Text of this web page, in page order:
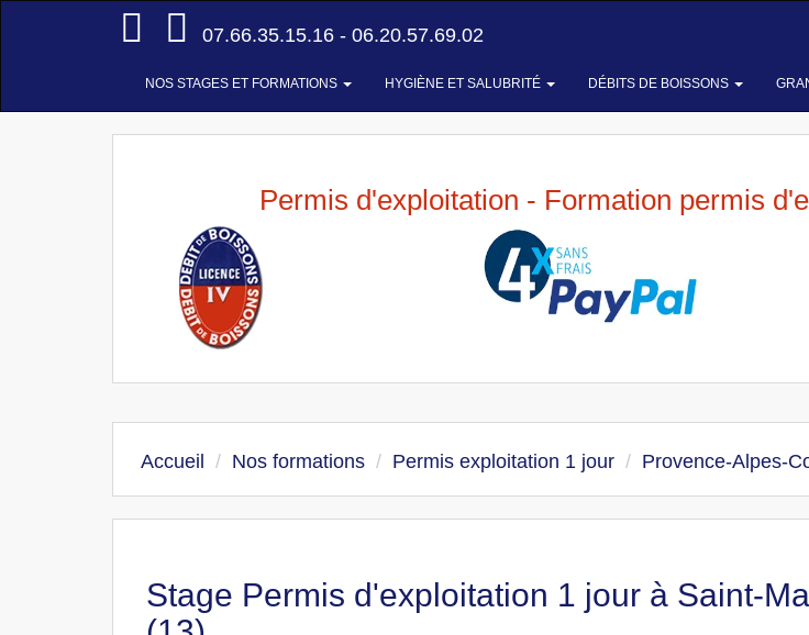
Accueil
07.66.35.15.16 - 06.20.57.69.02
NOS STAGES ET FORMATIONS HYGIÈNE ET SALUBRITÉ DÉBITS DE BOISSONS
Permis d'exploitation - Formation permis
Accueil Nos formations Permis exploitation 1 jour Provence-Alpes-
Stage Permis d'exploitation 1 jour à Saint-